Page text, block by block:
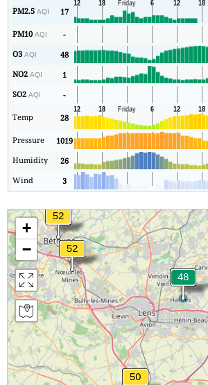
PM2.5AQI 17
PM10AQI -
O3AQI 48
NO2AQI 1
SO2AQI -
Temp 28
Pressure 1019
Humidity
26
Wind
3
+
−